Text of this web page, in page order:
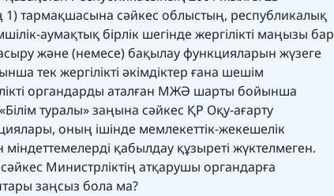
тармақшасына сәйкес облыстың, республикалық
аумақтық бірлік шегінде жергілікті маңызы бар
асыру және (немесе) бақылау функцияларын жүзеге
тек жергілікті әкімдіктер ғана шешім
органдарды аталған МЖӘ шарты бойынша
туралы» заңына сәйкес ҚР Оқу-ағарту
оның ішінде мемлекеттік-жекешелік
қабылдау құзыреті жүктелмеген.
Министрліктің атқарушы органдарға
заңсыз бола ма?